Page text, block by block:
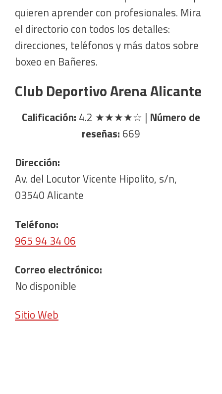
quieren aprender con profesionales. Mira
el directorio con todos los detalles:
direcciones, teléfonos y más datos sobre
boxeo en Bañeres.
Club Deportivo Arena Alicante
Calificación: 4.2 ★★★★☆ | Número de
reseñas: 669
Dirección:
Av. del Locutor Vicente Hipolito, s/n,
03540 Alicante
Teléfono:
965 94 34 06
Correo electrónico:
No disponible
Sitio Web